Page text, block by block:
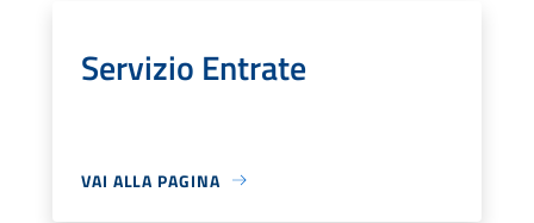
Servizio Entrate
VAI ALLA PAGINA